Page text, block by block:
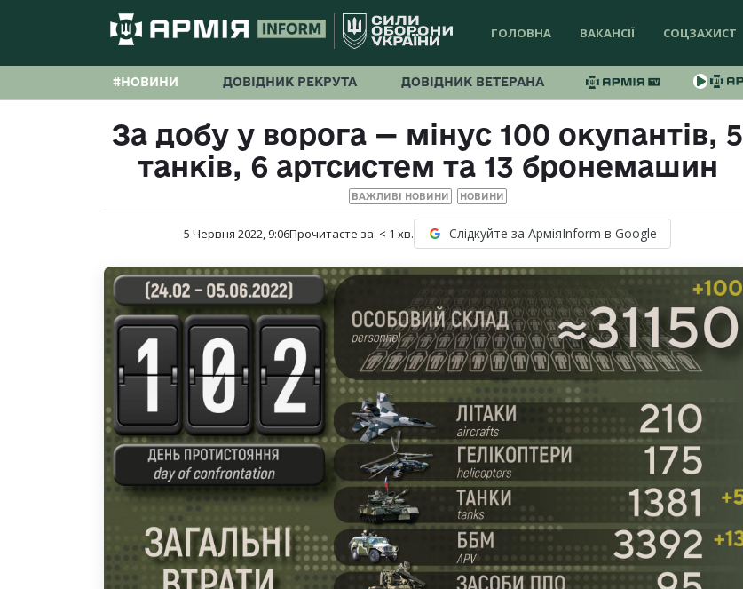
ГОЛОВНА ВАКАНСІЇ СОЦЗАХИСТ
#НОВИНИ ДОВІДНИК РЕКРУТА ДОВІДНИК ВЕТЕРАНА
За добу у ворога — мінус 100 окупантів, 5
танків, 6 артсистем та 13 бронемашин
ВАЖЛИВІ НОВИНИ НОВИНИ
5 Червня 2022, 9:06Прочитаєте за: < 1 хв. Слідкуйте за АрміяInform в Google